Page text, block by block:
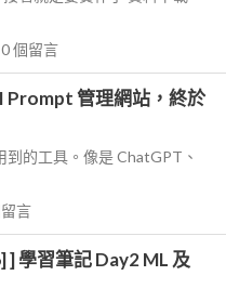
0個留言
Prompt 管理網站，終於
的工具。像是 ChatGPT、
言
學習筆記 Day2 ML 及